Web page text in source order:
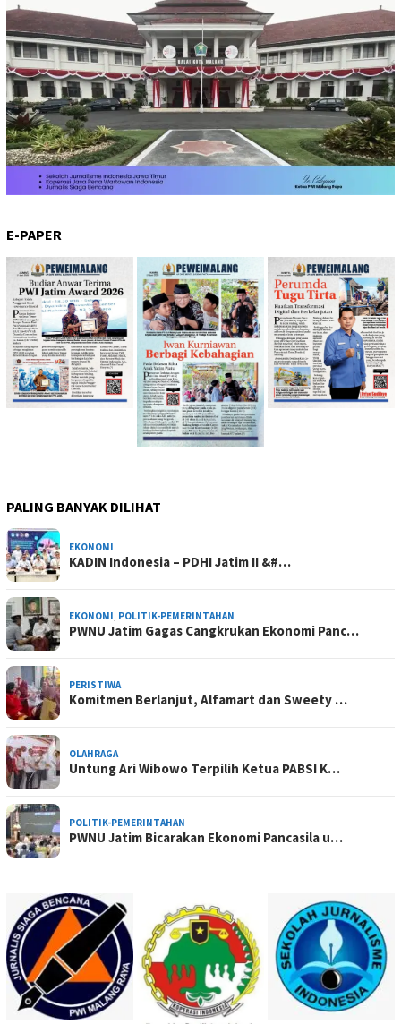
E-PAPER
PALING BANYAK DILIHAT
EKONOMI
KADIN Indonesia – PDHI Jatim II &#…
EKONOMI, POLITIK-PEMERINTAHAN
PWNU Jatim Gagas Cangkrukan Ekonomi Panc…
PERISTIWA
Komitmen Berlanjut, Alfamart dan Sweety …
OLAHRAGA
Untung Ari Wibowo Terpilih Ketua PABSI K…
POLITIK-PEMERINTAHAN
PWNU Jatim Bicarakan Ekonomi Pancasila u…